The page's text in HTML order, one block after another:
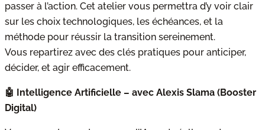
passer à l’action. Cet atelier vous permettra d’y voir clair
sur les choix technologiques, les échéances, et la
méthode pour réussir la transition sereinement.
Vous repartirez avec des clés pratiques pour anticiper,
décider, et agir efficacement.
🤖 Intelligence Artificielle – avec Alexis Slama (Booster
Digital)